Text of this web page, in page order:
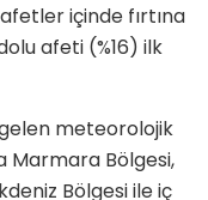
içinde fırtına
afeti (%16) ilk
gelen meteorolojik
Marmara Bölge­si,
Bölgesi ile iç